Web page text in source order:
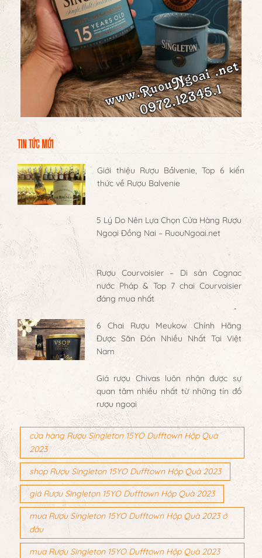
TIN TỨC MỚI
Giới thiệu Rượu Balvenie, Top 6 kiến
thức về Rượu Balvenie
5 Lý Do Nên Lựa Chọn Cửa Hàng Rượu
Ngoại Đồng Nai – RuouNgoai.net
Rượu Courvoisier – Di sản Cognac
nước Pháp & Top 7 chai Courvoisier
đáng mua nhất
6 Chai Rượu Meukow Chính Hãng
Được Săn Đón Nhiều Nhất Tại Việt
Nam
Giá rượu Chivas luôn nhận được sự
quan tâm nhiều nhất từ những tín đồ
rượu ngoại
cửa hàng Rượu Singleton 15YO Dufftown Hộp Quà
2023
shop Rượu Singleton 15YO Dufftown Hộp Quà 2023
giá Rượu Singleton 15YO Dufftown Hộp Quà 2023
mua Rượu Singleton 15YO Dufftown Hộp Quà 2023 ở
đâu
mua Rượu Singleton 15YO Dufftown Hộp Quà 2023